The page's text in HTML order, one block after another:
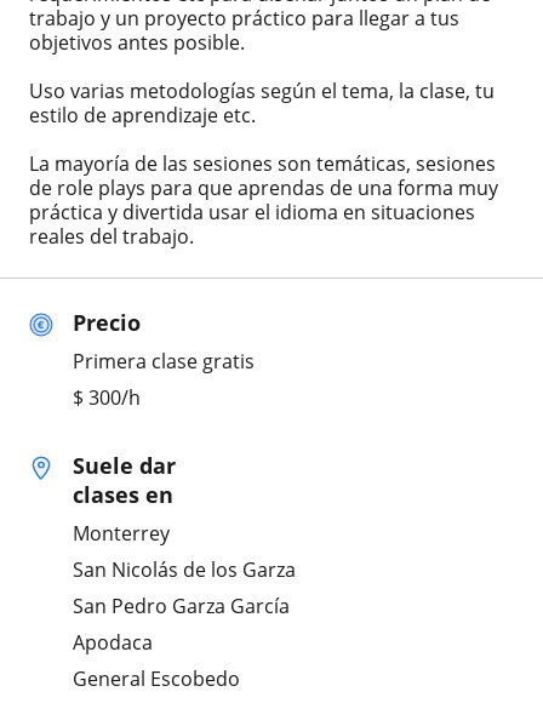
Precio
Primera clase gratis
$ 300/h
Suele dar
clases en
Monterrey
San Nicolás de los Garza
San Pedro Garza García
Apodaca
General Escobedo
trabajo y un proyecto práctico para llegar a tus
objetivos antes posible.
Uso varias metodologías según el tema, la clase, tu
estilo de aprendizaje etc.
La mayoría de las sesiones son temáticas, sesiones
de role plays para que aprendas de una forma muy
práctica y divertida usar el idioma en situaciones
reales del trabajo.